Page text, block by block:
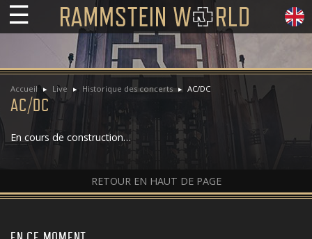
☰
Accueil Live Historique des concerts AC/DC
AC/DC
En cours de construction…
RETOUR EN HAUT DE PAGE